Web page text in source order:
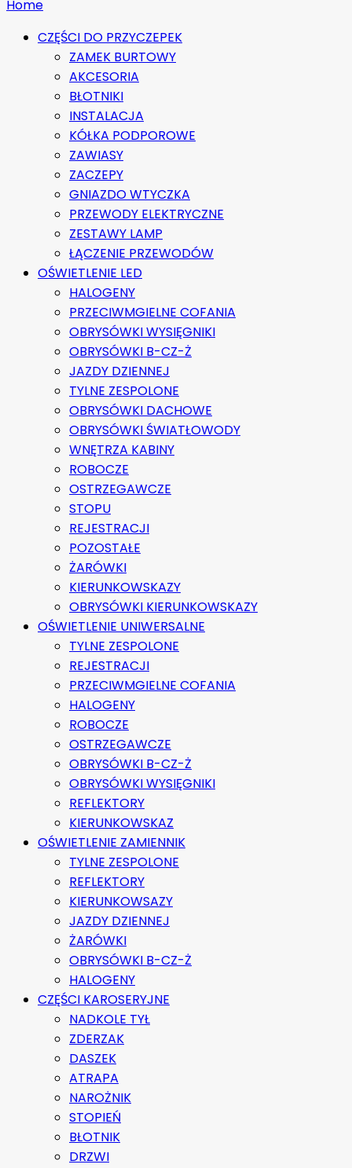
Home
CZĘŚCI DO PRZYCZEPEK
ZAMEK BURTOWY
AKCESORIA
BŁOTNIKI
INSTALACJA
KÓŁKA PODPOROWE
ZAWIASY
ZACZEPY
GNIAZDO WTYCZKA
PRZEWODY ELEKTRYCZNE
ZESTAWY LAMP
ŁĄCZENIE PRZEWODÓW
OŚWIETLENIE LED
HALOGENY
PRZECIWMGIELNE COFANIA
OBRYSÓWKI WYSIĘGNIKI
OBRYSÓWKI B-CZ-Ż
JAZDY DZIENNEJ
TYLNE ZESPOLONE
OBRYSÓWKI DACHOWE
OBRYSÓWKI ŚWIATŁOWODY
WNĘTRZA KABINY
ROBOCZE
OSTRZEGAWCZE
STOPU
REJESTRACJI
POZOSTAŁE
ŻARÓWKI
KIERUNKOWSKAZY
OBRYSÓWKI KIERUNKOWSKAZY
OŚWIETLENIE UNIWERSALNE
TYLNE ZESPOLONE
REJESTRACJI
PRZECIWMGIELNE COFANIA
HALOGENY
ROBOCZE
OSTRZEGAWCZE
OBRYSÓWKI B-CZ-Ż
OBRYSÓWKI WYSIĘGNIKI
REFLEKTORY
KIERUNKOWSKAZ
OŚWIETLENIE ZAMIENNIK
TYLNE ZESPOLONE
REFLEKTORY
KIERUNKOWSAZY
JAZDY DZIENNEJ
ŻARÓWKI
OBRYSÓWKI B-CZ-Ż
HALOGENY
CZĘŚCI KAROSERYJNE
NADKOLE TYŁ
ZDERZAK
DASZEK
ATRAPA
NAROŻNIK
STOPIEŃ
BŁOTNIK
DRZWI